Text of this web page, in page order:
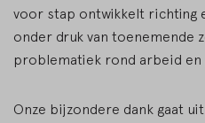
voor stap ontwikkelt richting
onder druk van toenemende
problematiek rond arbeid en
Onze bijzondere dank gaat